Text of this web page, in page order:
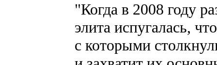
"Когда в 2008 году
элита испугалась,
с которыми